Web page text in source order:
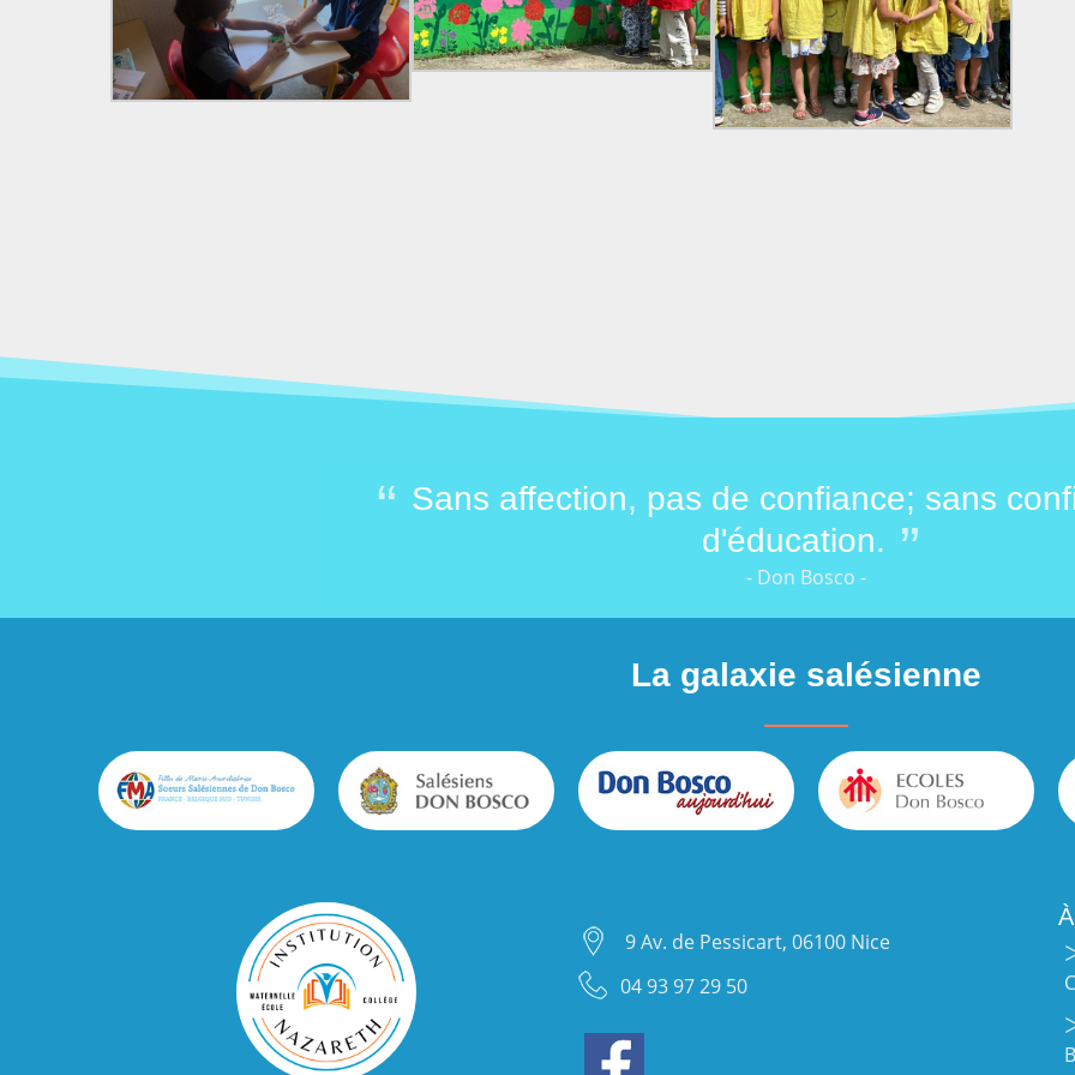
Sans affection, pas de confiance; sans
d'éducation.
- Don Bosco -
La galaxie salésienne
9 Av. de Pessicart, 06100 Nice
04 93 97 29 50